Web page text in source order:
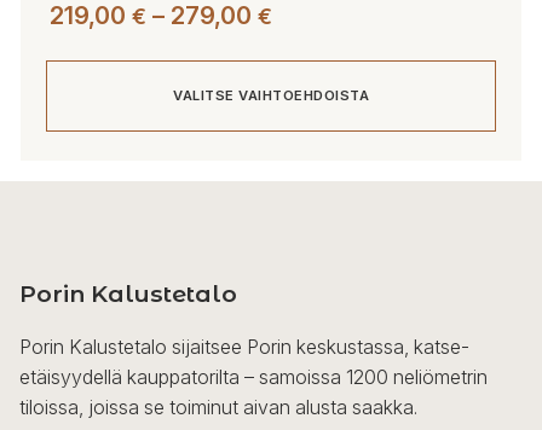
219,00 € – 279,00 €
279,00 €
VALITSE VAIHTOEHDOISTA
muunnelma.
tehdä
valinnat
tuotteen
Porin Kalustetalo
Porin Kalustetalo sijaitsee Porin keskustassa, katse-
etäisyydellä kauppatorilta – samoissa 1200 neliömetrin
tiloissa, joissa se toiminut aivan alusta saakka.